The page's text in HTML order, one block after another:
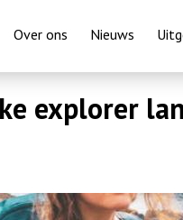
en
naar
de
Over ons Nieuws
explorer